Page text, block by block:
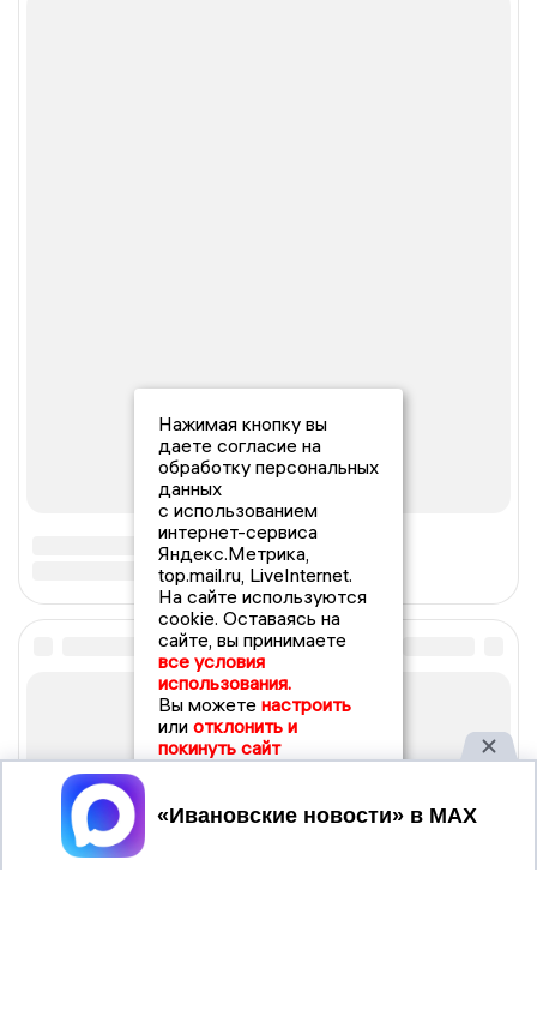
Нажимая кнопку вы
даете согласие на
обработку персональных
данных
с использованием
интернет-сервиса
Яндекс.Метрика,
top.mail.ru, LiveInternet.
На сайте используются
cookie. Оставаясь на
сайте, вы принимаете
все условия
использования.
Вы можете настроить
или отклонить и
покинуть сайт
Принять